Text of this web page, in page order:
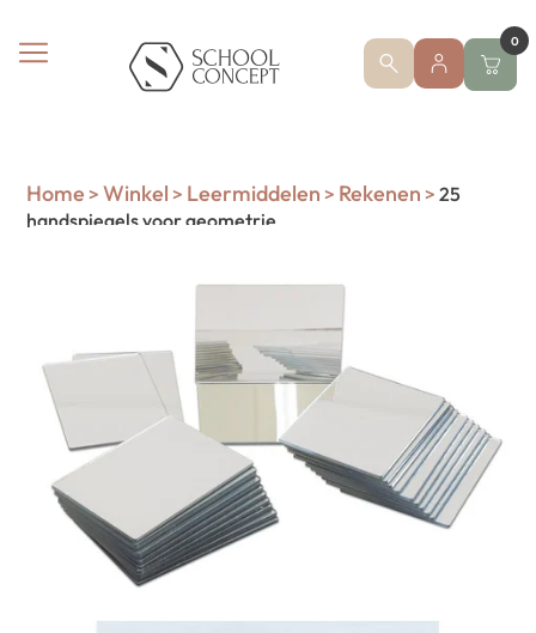
0
Home > Winkel > Leermiddelen > Rekenen > 25
handspiegels voor geometrie